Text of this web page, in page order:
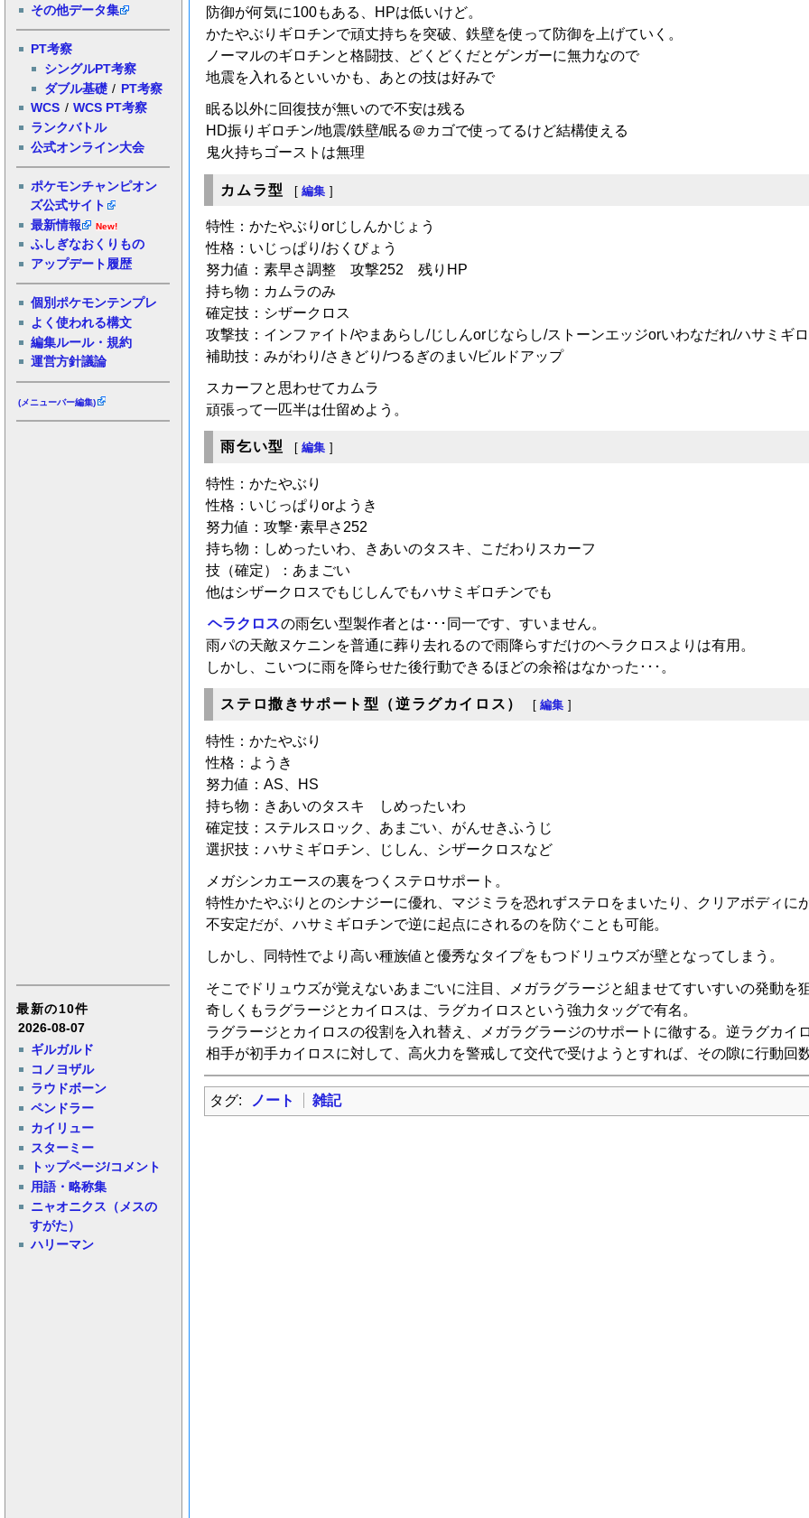
その他データ集
PT考察
シングルPT考察
ダブル基礎 / PT考察
WCS / WCS PT考察
ランクバトル
公式オンライン大会
ポケモンチャンピオン
ズ公式サイト
最新情報
New!
ふしぎなおくりもの
アップデート履歴
個別ポケモンテンプレ
よく使われる構文
編集ルール・規約
運営方針議論
(メニューバー編集)
最新の10件
2026-08-07
ギルガルド
コノヨザル
ラウドボーン
ペンドラー
カイリュー
スターミー
トップページ/コメント
用語・略称集
ニャオニクス（メスの
すがた）
ハリーマン
防御が何気に100もある、HPは低いけど。
かたやぶりギロチンで頑丈持ちを突破、鉄壁を使って防御を上げていく。
ノーマルのギロチンと格闘技、どくどくだとゲンガーに無力なので
地震を入れるといいかも、あとの技は好みで
眠る以外に回復技が無いので不安は残る
HD振りギロチン/地震/鉄壁/眠る＠カゴで使ってるけど結構使える
鬼火持ちゴーストは無理
カムラ型 [ 編集 ]
特性：かたやぶりorじしんかじょう
性格：いじっぱり/おくびょう
努力値：素早さ調整 攻撃252 残りHP
持ち物：カムラのみ
確定技：シザークロス
攻撃技：インファイト/やまあらし/じしんorじならし/ストーンエッジorいわなだれ/ハサミギ
補助技：みがわり/さきどり/つるぎのまい/ビルドアップ
スカーフと思わせてカムラ
頑張って一匹半は仕留めよう。
雨乞い型 [ 編集 ]
特性：かたやぶり
性格：いじっぱりorようき
努力値：攻撃･素早さ252
持ち物：しめったいわ、きあいのタスキ、こだわりスカーフ
技（確定）：あまごい
他はシザークロスでもじしんでもハサミギロチンでも
ヘラクロスの雨乞い型製作者とは･･･同一です、すいません。
雨パの天敵ヌケニンを普通に葬り去れるので雨降らすだけのヘラクロスよりは有用。
しかし、こいつに雨を降らせた後行動できるほどの余裕はなかった･･･。
ステロ撒きサポート型（逆ラグカイロス） [ 編集 ]
特性：かたやぶり
性格：ようき
努力値：AS、HS
持ち物：きあいのタスキ しめったいわ
確定技：ステルスロック、あまごい、がんせきふうじ
選択技：ハサミギロチン、じしん、シザークロスなど
メガシンカエースの裏をつくステロサポート。
特性かたやぶりとのシナジーに優れ、マジミラを恐れずステロをまいたり、クリアボディに
不安定だが、ハサミギロチンで逆に起点にされるのを防ぐことも可能。
しかし、同特性でより高い種族値と優秀なタイプをもつドリュウズが壁となってしまう。
そこでドリュウズが覚えないあまごいに注目、メガラグラージと組ませてすいすいの発動を
奇しくもラグラージとカイロスは、ラグカイロスという強力タッグで有名。
ラグラージとカイロスの役割を入れ替え、メガラグラージのサポートに徹する。逆ラグカイ
相手が初手カイロスに対して、高火力を警戒して交代で受けようとすれば、その隙に行動回
タグ: ノート 雑記